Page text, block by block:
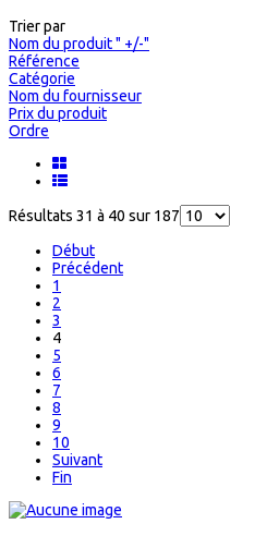
Trier par
Nom du produit " +/-"
Référence
Catégorie
Nom du fournisseur
Prix du produit
Ordre
Résultats 31 à 40 sur 187
Début
Précédent
1
2
3
4
5
6
7
8
9
10
Suivant
Fin